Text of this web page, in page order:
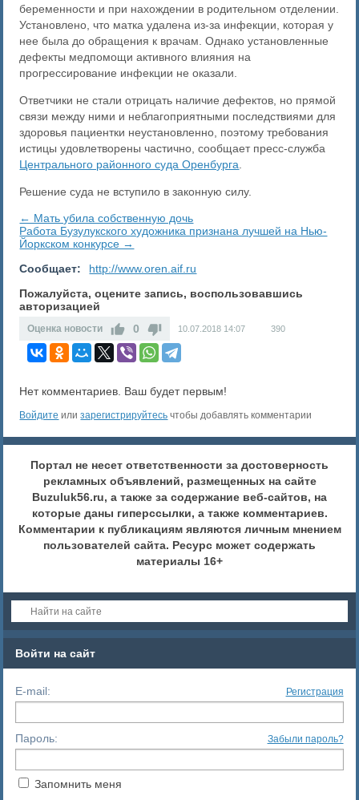
беременности и при нахождении в родительном отделении.
Установлено, что матка удалена из-за инфекции, которая у
нее была до обращения к врачам. Однако установленные
дефекты медпомощи активного влияния на
прогрессирование инфекции не оказали.
Ответчики не стали отрицать наличие дефектов, но прямой
связи между ними и неблагоприятными последствиями для
здоровья пациентки неустановленно, поэтому требования
истицы удовлетворены частично, сообщает пресс-служба
Центрального районного суда Оренбурга
Решение суда не вступило в законную силу.
← Мать убила собственную дочь
Работа Бузулукского художника признана лучшей на Нью-
Йоркском конкурсе →
Сообщает:
http://www.oren.aif.ru
Пожалуйста, оцените запись, воспользовавшись
авторизацией
Оценка новости 0 10.07.2018 14:07 390
Нет комментариев. Ваш будет первым!
Войдите илизарегистрируйтесь чтобы добавлять комментарии
Портал не несет ответственности за достоверность
рекламных объявлений, размещенных на сайте
Buzuluk56.ru, а также за содержание веб-сайтов, на
которые даны гиперссылки, а также комментариев.
Комментарии к публикациям являются личным мнением
пользователей сайта. Ресурс может содержать
материалы 16+
Войти на сайт
E-mail: Регистрация
Пароль: Забыли пароль?
Запомнить меня